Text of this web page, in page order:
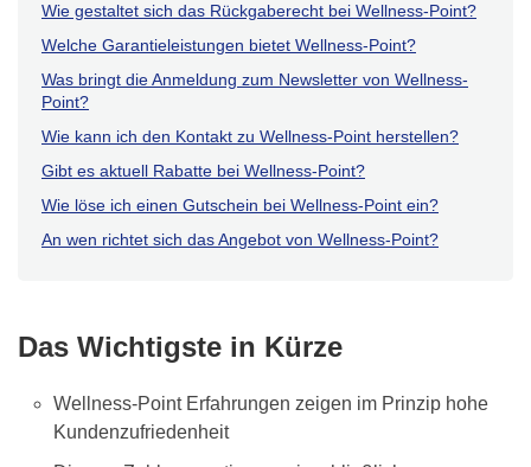
Wie gestaltet sich das Rückgaberecht bei Wellness-Point?
Welche Garantieleistungen bietet Wellness-Point?
Was bringt die Anmeldung zum Newsletter von Wellness-
Point?
Wie kann ich den Kontakt zu Wellness-Point herstellen?
Gibt es aktuell Rabatte bei Wellness-Point?
Wie löse ich einen Gutschein bei Wellness-Point ein?
An wen richtet sich das Angebot von Wellness-Point?
Das Wichtigste in Kürze
Wellness-Point Erfahrungen zeigen im Prinzip hohe
Kundenzufriedenheit